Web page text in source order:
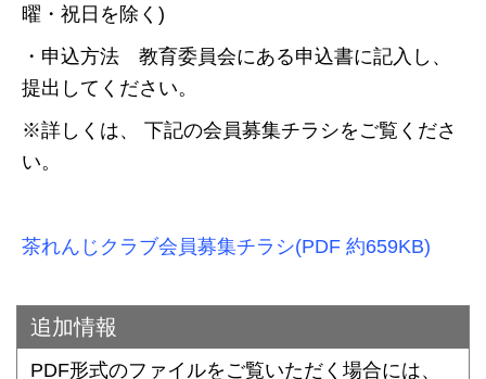
曜・祝日を除く)
・申込方法 教育委員会にある申込書に記入し、
提出してください。
※詳しくは、 下記の会員募集チラシをご覧くださ
い。
茶れんじクラブ会員募集チラシ(PDF 約659KB)
追加情報
PDF形式のファイルをご覧いただく場合には、